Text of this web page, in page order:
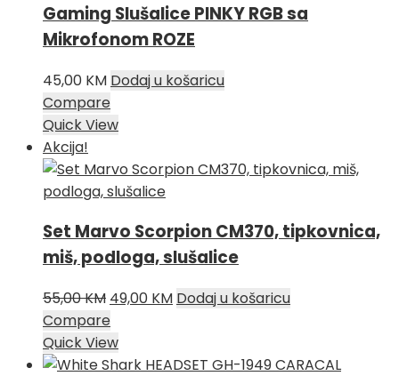
Gaming Slušalice PINKY RGB sa
Mikrofonom ROZE
45,00 KM Dodaj u košaricu
Compare
Quick View
Akcija!
Set Marvo Scorpion CM370, tipkovnica,
miš, podloga, slušalice
55,00KM Izvorna
cijena
bila
je:
49,00 KMTrenutna
49,00 KM.
Dodaj u košaricu
Compare
Quick View